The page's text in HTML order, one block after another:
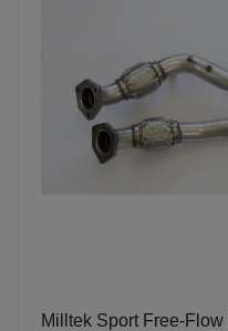
Milltek Sport Free-